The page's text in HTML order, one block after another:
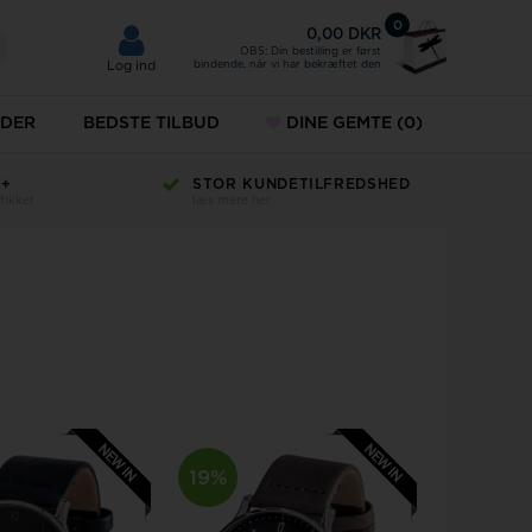
Log ind
0
0,00 DKR
OBS: Din bestilling er først
bindende, når vi har bekræftet den
Police ure
BEDSTE TILBUD DINE GEMTE (0)
STOR KUNDETILFREDSHED
19%